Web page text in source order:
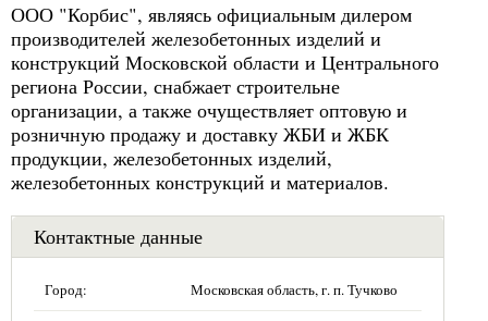
ООО "Корбис", являясь официальным дилером
производителей железобетонных изделий и
конструкций Московской области и Центрального
региона России, снабжает строительне
организации, а также очуществляет оптовую и
розничную продажу и доставку ЖБИ и ЖБК
продукции, железобетонных изделий,
железобетонных конструкций и материалов.
Контактные данные
Город: Московская область, г. п. Тучково